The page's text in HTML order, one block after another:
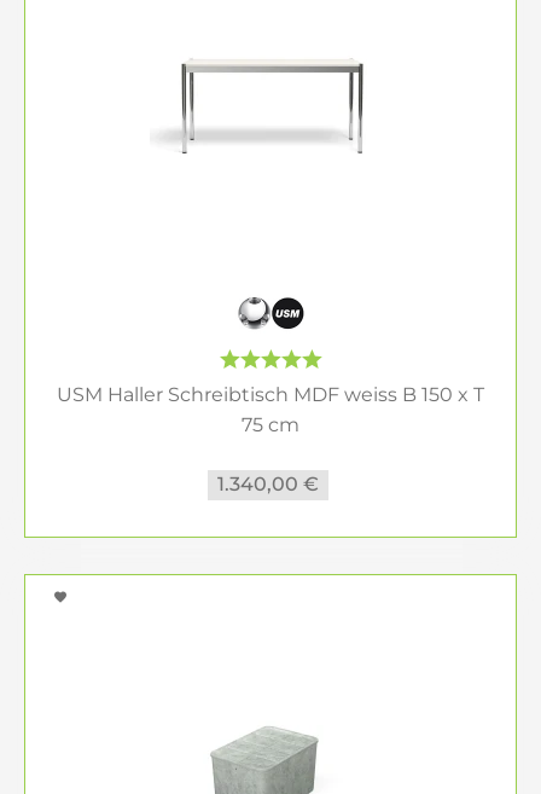
USM Haller Schreibtisch MDF weiss B 150 x T
75 cm
1.340,00 €